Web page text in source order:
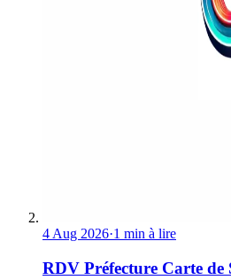
4 Aug 2026·1 min à lire
RDV Préfecture Carte